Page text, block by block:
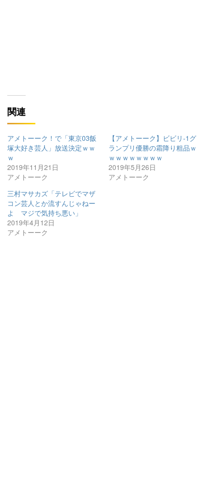
関連
アメトーーク！で「東京03飯
塚大好き芸人」放送決定ｗｗ
ｗ
2019年11月21日
アメトーーク
【アメトーーク】ビビリ-1グ
ランプリ優勝の霜降り粗品ｗ
ｗｗｗｗｗｗｗｗ
2019年5月26日
アメトーーク
三村マサカズ「テレビでマザ
コン芸人とか流すんじゃねー
よ マジで気持ち悪い」
2019年4月12日
アメトーーク